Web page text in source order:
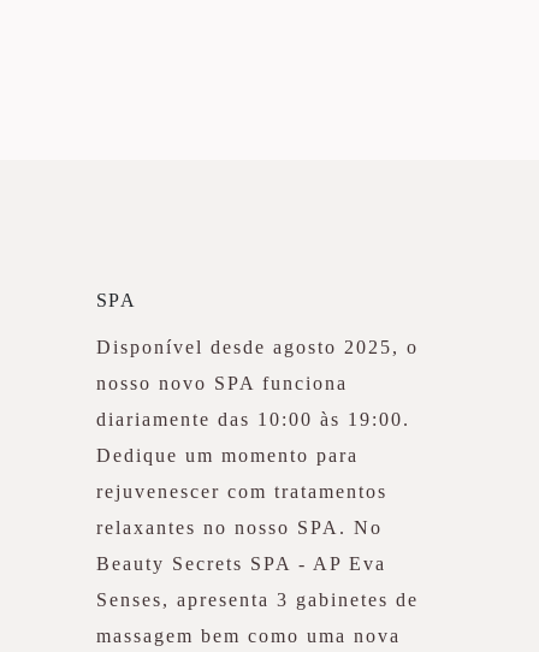
SPA
Disponível desde agosto 2025, o
nosso novo SPA funciona
diariamente das 10:00 às 19:00.
Dedique um momento para
rejuvenescer com tratamentos
relaxantes no nosso SPA. No
Beauty Secrets SPA - AP Eva
Senses, apresenta 3 gabinetes de
massagem bem como uma nova